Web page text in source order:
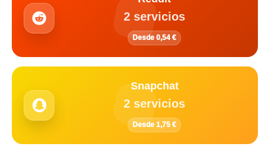
2 servicios
Desde 0,54 €
Snapchat
2 servicios
Desde 1,75 €